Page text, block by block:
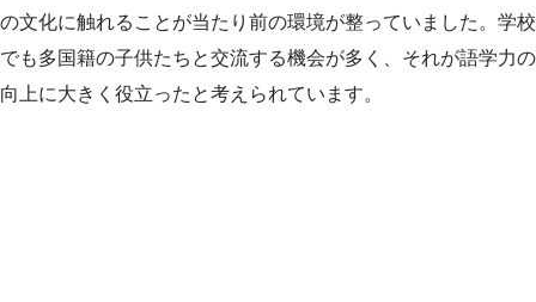
の文化に触れることが当たり前の環境が整っていました。学校
でも多国籍の子供たちと交流する機会が多く、それが語学力の
向上に大きく役立ったと考えられています。